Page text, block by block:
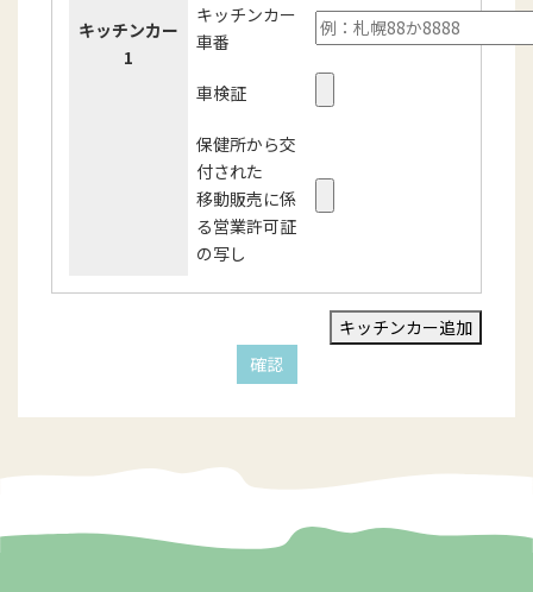
キッチンカー
1
キッチンカー
車番
車検証
保健所から交
付された
移動販売に係
る営業許可証
の写し
キッチンカー追加